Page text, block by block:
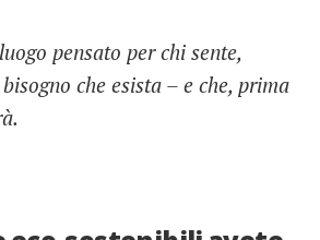
pensato per chi sente,
che esista – e che, prima